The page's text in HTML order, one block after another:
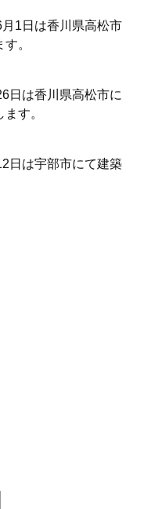
月1日は香川県高松市
。
日は香川県高松市に
す。
日は宇部市にて建築